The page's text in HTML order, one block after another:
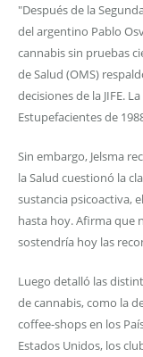
"Después de la
del argentino Pablo
cannabis sin pruebas
de Salud (OMS)
decisiones de la JIFE.
Estupefacientes de
Sin embargo, Jelsma
la Salud cuestionó la
sustancia psicoactiva,
hasta hoy. Afirma que
sostendría hoy las
Luego detalló las
de cannabis, como la
coffee-shops en los
Estados Unidos, los